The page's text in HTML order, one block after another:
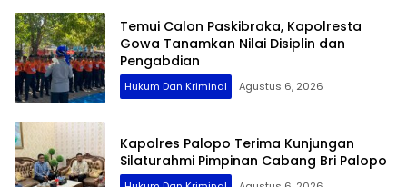
Temui Calon Paskibraka, Kapolresta
Gowa Tanamkan Nilai Disiplin dan
Pengabdian
Hukum Dan Kriminal Agustus 6, 2026
Kapolres Palopo Terima Kunjungan
Silaturahmi Pimpinan Cabang Bri Palopo